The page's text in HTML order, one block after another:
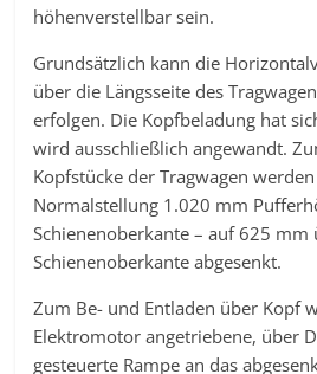
höhenverstellbar sein.
Grundsätzlich kann die
über die Längsseite des
erfolgen. Die Kopfbeladung hat
wird ausschließlich angewandt.
Kopfstücke der Tragwagen
Normalstellung 1.020 mm
Schienenoberkante – auf 625 mm
Schienenoberkante abgesenkt.
Zum Be- und Entladen über Kopf
Elektromotor angetriebene, über
gesteuerte Rampe an das